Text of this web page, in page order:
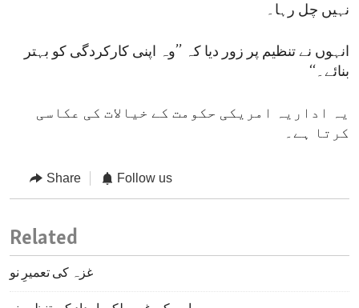
نہیں چل رہا۔
انہوں نے تنظیم پر زور دیا کہ ’’وہ اپنی کارکردگی کو بہتر
بنائے۔‘‘
یہ اداریہ امریکی حکومت کے خیالات کی عکاسی
کرتا ہے۔
Share Follow us
Related
غزہ کی تعمیرِ نو